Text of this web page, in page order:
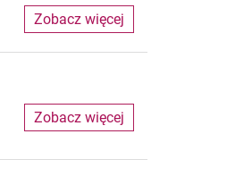
Zobacz więcej
Zobacz więcej